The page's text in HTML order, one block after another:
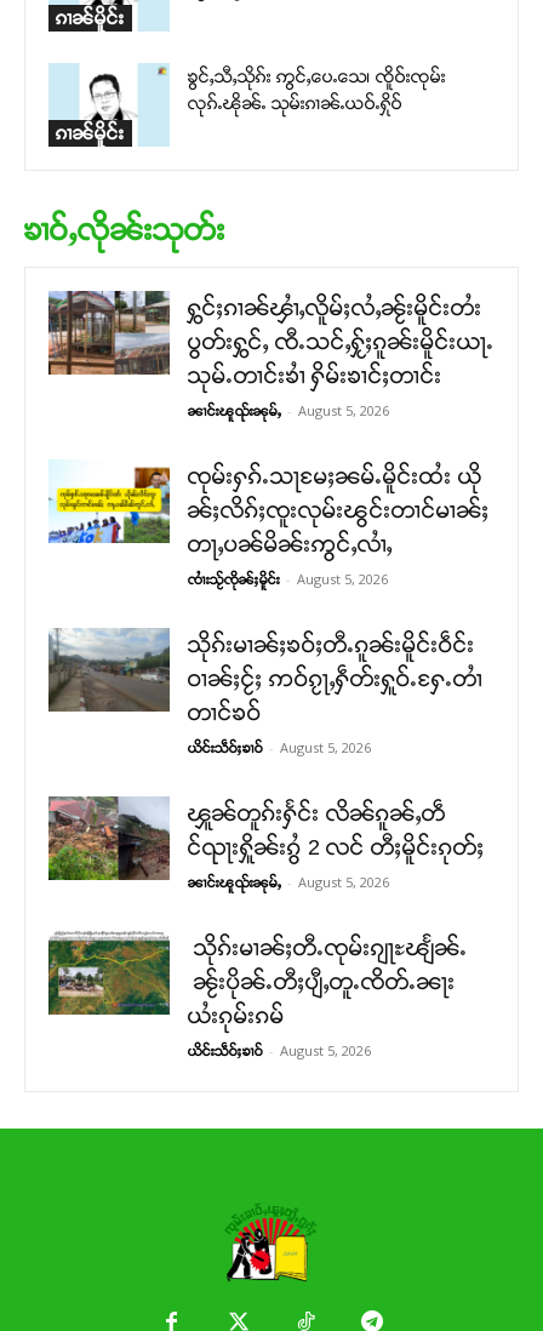
ၵၢၼ်မိူင်း
ၵၢၼ်မိူင်း
ၶွင်ႇသီႇသိုၵ်း ဢွင်ႇ​​ပေႉ​​သေ၊ ၸိူဝ်းၸုမ်း
လုၵ်ႉၽိုၼ်ႉ သုမ်း​​ၵၢၼ်ႉယဝ်ႉႁိုဝ်
ၶၢဝ်ႇလိုၼ်းသုတ်း
ႁွင်ႈၵၢၼ်ၾၢႆႇလိူမ်ႈလႆႇၼႂ်းမိူင်းတႆး
ပွတ်းႁွင်ႇ ၸီႉသင်ႇႁႂ်ႈၵူၼ်းမိူင်းယႃႉ
သုမ်ႉတၢင်းၶၢႆ ႁိမ်းၶၢင်ႈတၢင်း
ၼၢင်းၽူၺ်းၼုမ်ႇ - August 5, 2026
ၸုမ်းႁၵ်ႉသႃမႄႈၼမ်ႉမိူင်းထႆး ယို
ၼ်ႈလိၵ်ႈၸူးလုမ်းၽွင်းတၢင်မၢၼ်ႈ
တႃႇပၼ်မိၼ်းဢွင်ႇလၢႆႇ
ၸၢႆးသႂ်ၸိုၼ်ႈမိူင်း - August 5, 2026
သိုၵ်းမၢၼ်ႈၶဝ်ႈတီႉၵူၼ်းမိူင်းဝဵင်း
ဝၢၼ်ႈငႂ်ႈ ဢဝ်ၵႂႃႇႁဵတ်းႁူဝ်ႉႁႄႉတၢႆ
တၢင်ၶဝ်
ယိင်းသဵဝ်ႈၶၢဝ် - August 5, 2026
ၾူၼ်တူၵ်းႁႅင်း လိၼ်ၵူၼ်ႇတဵ
င်ၺႃးႁိူၼ်းၵွႆ 2 လင် တီႈမိူင်းၵုတ်ႈ
ၼၢင်းၽူၺ်းၼုမ်ႇ - August 5, 2026
သိုၵ်းမၢၼ်ႈတီႉၸုမ်းၵျႃႊၽျႅၼ်ႉ
ၼႂ်းပိုၼ်ႉတီႈပျီႇတူႉၸိတ်ႉၼႃး
ယႆးၵုမ်းၵမ်
ယိင်းသဵဝ်ႈၶၢဝ် - August 5, 2026